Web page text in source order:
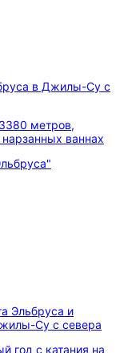
в Джилы-Су с
метров,
нарзанных ваннах
Эльбруса и
Су с севера